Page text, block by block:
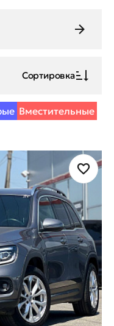
Сортировка
Вместительные